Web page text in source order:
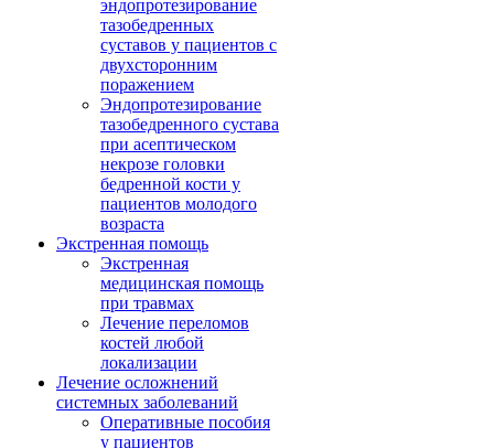
эндопротезирование
тазобедренных
суставов у пациентов с
двухсторонним
поражением
Эндопротезирование
тазобедренного сустава
при асептическом
некрозе головки
бедренной кости у
пациентов молодого
возраста
Экстренная помощь
Экстренная
медицинская помощь
при травмах
Лечение переломов
костей любой
локализации
Лечение осложнений
системных заболеваний
Оперативные пособия
у пациентов